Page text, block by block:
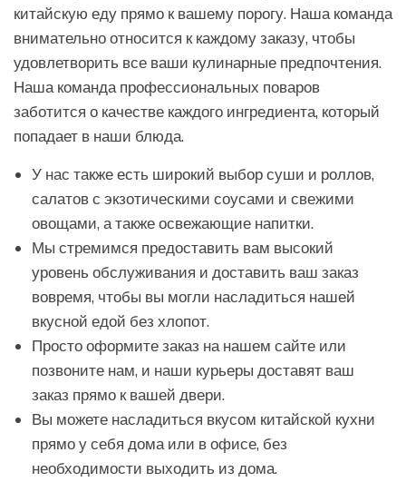
китайскую еду прямо к вашему порогу. Наша команда
внимательно относится к каждому заказу, чтобы
удовлетворить все ваши кулинарные предпочтения.
Наша команда профессиональных поваров
заботится о качестве каждого ингредиента, который
попадает в наши блюда.
У нас также есть широкий выбор суши и роллов,
салатов с экзотическими соусами и свежими
овощами, а также освежающие напитки.
Мы стремимся предоставить вам высокий
уровень обслуживания и доставить ваш заказ
вовремя, чтобы вы могли насладиться нашей
вкусной едой без хлопот.
Просто оформите заказ на нашем сайте или
позвоните нам, и наши курьеры доставят ваш
заказ прямо к вашей двери.
Вы можете насладиться вкусом китайской кухни
прямо у себя дома или в офисе, без
необходимости выходить из дома.